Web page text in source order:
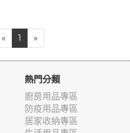
« 1 »
熱門分類
廚房用品專區
防疫用品專區
居家收納專區